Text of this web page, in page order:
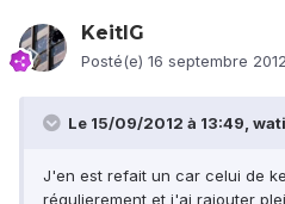
KeitIG
Posté(e) 16 septembre 2012
Le 15/09/2012 à 13:49,
J'en est refait un car celui de
régulierement et j'ai rajouter